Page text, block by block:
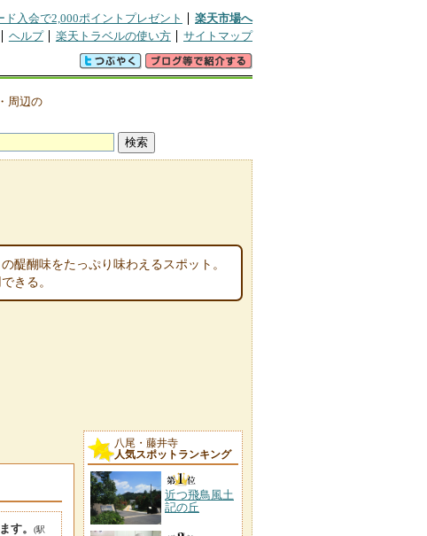
ド入会で2,000ポイントプレゼント
楽天市場へ
ヘルプ 楽天トラベルの使い方 サイトマップ
周辺の
醍醐味をたっぷり味わえるスポット。
きる。
す。
(駅
八尾・藤井寺
人気スポットランキング
近つ飛鳥風土
記の丘